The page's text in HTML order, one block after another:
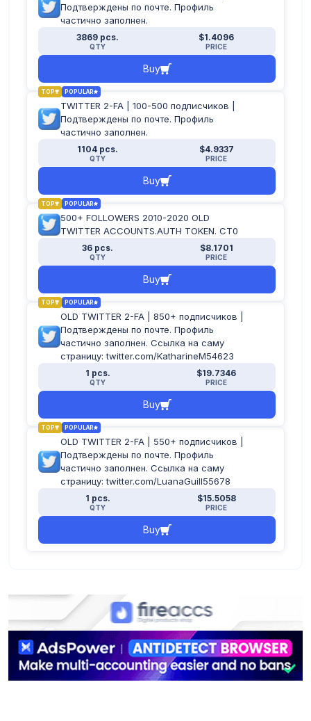
Подтверждены по почте. Профиль
частично заполнен.
3869 pcs.
QTY
$1.4096
PRICE
Buy
TOP POPULAR
TWITTER 2-FA | 100-500 подписчиков |
Подтверждены по почте. Профиль
частично заполнен.
1104 pcs.
QTY
$4.9337
PRICE
Buy
TOP POPULAR
500+ FOLLOWERS 2010-2020 OLD
TWITTER ACCOUNTS.AUTH TOKEN. CT0
36 pcs.
QTY
$8.1701
PRICE
Buy
TOP POPULAR
OLD TWITTER 2-FA | 850+ подписчиков |
Подтверждены по почте. Профиль
частично заполнен. Ссылка на саму
страницу: twitter.com/KatharineM54623
1 pcs.
QTY
$19.7346
PRICE
Buy
TOP POPULAR
OLD TWITTER 2-FA | 550+ подписчиков |
Подтверждены по почте. Профиль
частично заполнен. Ссылка на саму
страницу: twitter.com/LuanaGuill55678
1 pcs.
QTY
$15.5058
PRICE
Buy